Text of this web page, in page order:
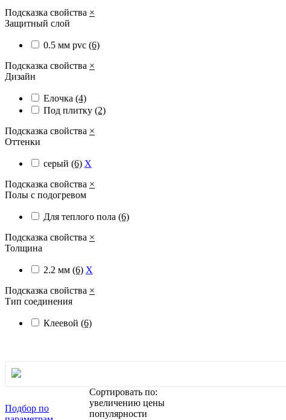
Подсказка свойства ×
Защитный слой
0.5 мм pvc (6)
Подсказка свойства ×
Дизайн
Елочка (4)
Под плитку (2)
Подсказка свойства ×
Оттенки
серый (6) X
Подсказка свойства ×
Полы с подогревом
Для теплого пола (6)
Подсказка свойства ×
Толщина
2.2 мм (6) X
Подсказка свойства ×
Тип соединения
Клеевой (6)
Подбор по
Сортировать по:
увеличению цены
популярности